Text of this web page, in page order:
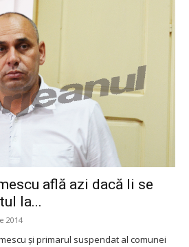
află azi dacă li se
la...
2014
și primarul suspendat al comunei